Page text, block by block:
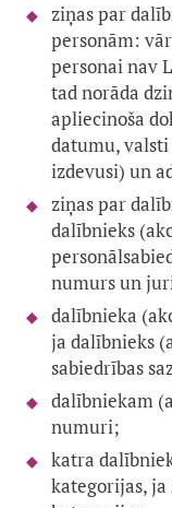
ziņas par
personām:
personai nav
tad norāda
apliecinoša
datumu,
izdevusi) un
ziņas par
dalībnieks
numurs un
dalībnieka
ja dalībnieks
sabiedrības
dalībniekam
numuri;
katra
kategorijas,